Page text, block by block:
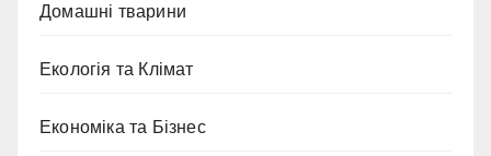
Домашні тварини
Екологія та Клімат
Економіка та Бізнес